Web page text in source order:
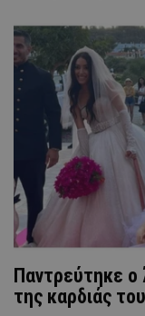
Παντρεύτηκε ο
της καρδιάς